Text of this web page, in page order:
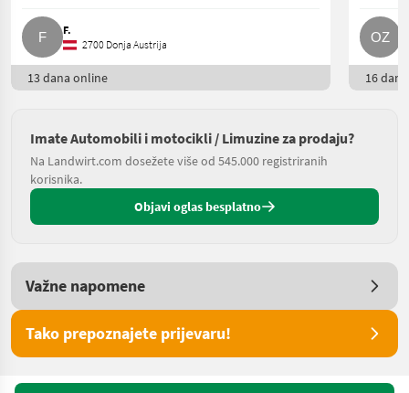
F.
2700 Donja Austrija
13 dana online 16
Imate Automobili i motocikli / Limuzine za prodaju?
Na Landwirt.com dosežete više od 545.000 registriranih
korisnika.
Objavi oglas besplatno
Važne napomene
Tako prepoznajete prijevaru!